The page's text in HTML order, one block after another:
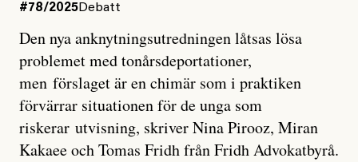
#78/2025Debatt
Den nya anknytningsutredningen låtsas lösa
problemet med tonårsdeportationer,
men förslaget är en chimär som i praktiken
förvärrar situationen för de unga som
riskerar utvisning, skriver Nina Pirooz, Miran
Kakaee och Tomas Fridh från Fridh Advokatbyrå.